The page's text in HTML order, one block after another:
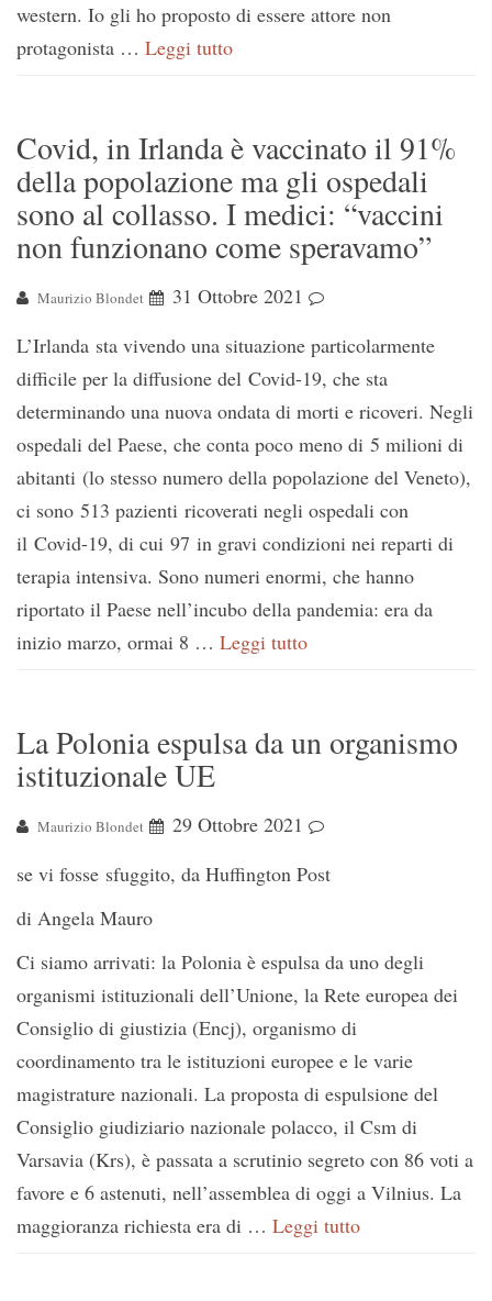
western. Io gli ho proposto di essere attore non
protagonista … Leggi tutto
Covid, in Irlanda è vaccinato il 91%
della popolazione ma gli ospedali
sono al collasso. I medici: “vaccini
non funzionano come speravamo”
Maurizio Blondet
31 Ottobre 2021
L’Irlanda sta vivendo una situazione particolarmente
difficile per la diffusione del Covid-19, che sta
determinando una nuova ondata di morti e ricoveri. Negli
ospedali del Paese, che conta poco meno di 5 milioni di
abitanti (lo stesso numero della popolazione del Veneto),
ci sono 513 pazienti ricoverati negli ospedali con
il Covid-19, di cui 97 in gravi condizioni nei reparti di
terapia intensiva. Sono numeri enormi, che hanno
riportato il Paese nell’incubo della pandemia: era da
inizio marzo, ormai 8 … Leggi tutto
La Polonia espulsa da un organismo
istituzionale UE
Maurizio Blondet
29 Ottobre 2021
se vi fosse sfuggito, da Huffington Post
di Angela Mauro
Ci siamo arrivati: la Polonia è espulsa da uno degli
organismi istituzionali dell’Unione, la Rete europea dei
Consiglio di giustizia (Encj), organismo di
coordinamento tra le istituzioni europee e le varie
magistrature nazionali. La proposta di espulsione del
Consiglio giudiziario nazionale polacco, il Csm di
Varsavia (Krs), è passata a scrutinio segreto con 86 voti a
favore e 6 astenuti, nell’assemblea di oggi a Vilnius. La
maggioranza richiesta era di … Leggi tutto